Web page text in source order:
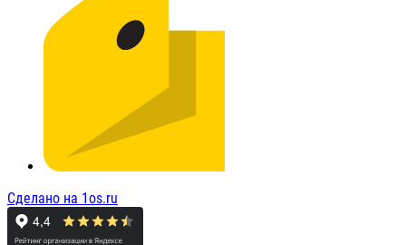
Сделано на 1os.ru